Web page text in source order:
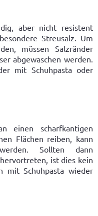
aber nicht resistent
Streusalz. Um
müssen Salzränder
abgewaschen werden.
mit Schuhpasta oder
einen scharfkantigen
Flächen reiben, kann
Sollten dann
ist dies kein
mit Schuhpasta wieder